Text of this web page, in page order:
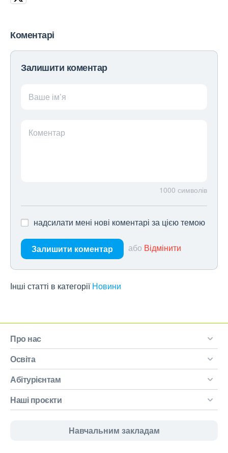
Коментарі
Залишити коментар
Ваше ім’я
Коментар
1000 символів
надсилати мені нові коментарі за цією темою
Залишити коментар або Відмінити
Інші статті в категорії Новини
Про нас
Освіта
Абітурієнтам
Наші проєкти
Навчальним закладам